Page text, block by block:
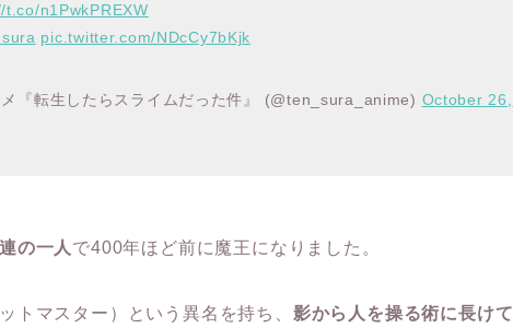
t.co/n1PwkPREXW
pic.twitter.com/NDcCy7bKjk
『転生したらスライムだった件』 (@ten_sura_anime) October 26,
の一人 で400年ほど前に魔王になりました。
トマスター）という異名を持ち、 影から人を操る術に長けて